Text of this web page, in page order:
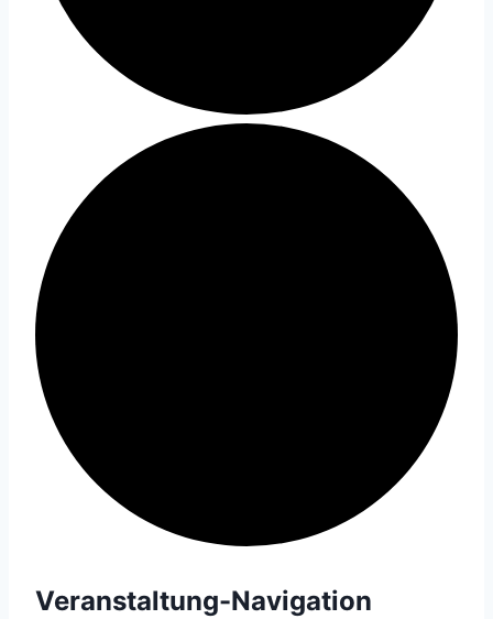
Veranstaltung-Navigation